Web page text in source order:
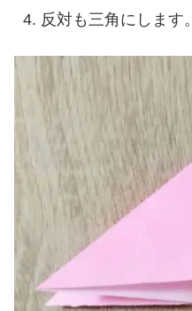
反対も三角にします。